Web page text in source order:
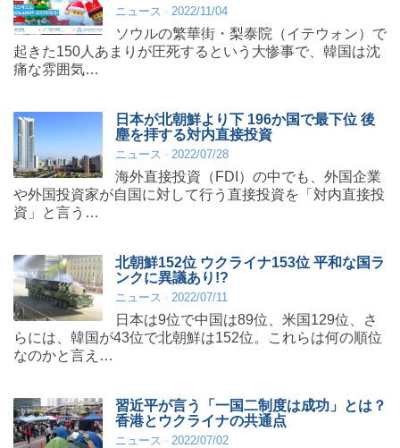
ニュース 2022/11/04
ソウルの繁華街・梨泰院（イテウォン）で
起きた150人あまりが圧死するという大惨事で、韓国は沈
痛な雰囲気…
日本が北朝鮮より下 196か国で最下位 後
塵を拝する対内直接投資
ニュース 2022/07/28
海外直接投資（FDI）の中でも、外国企業
や外国投資家が自国に対して行う直接投資を「対内直接投
資」と言う…
北朝鮮152位 ウクライナ153位 平和な国ラ
ンクに異議あり!?
ニュース 2022/07/11
日本は9位で中国は89位、米国129位、さ
らには、韓国が43位で北朝鮮は152位。これらは何の順位
なのかと言え…
習近平が言う「一国二制度は成功」とは？
香港とウクライナの共通点
ニュース 2022/07/02